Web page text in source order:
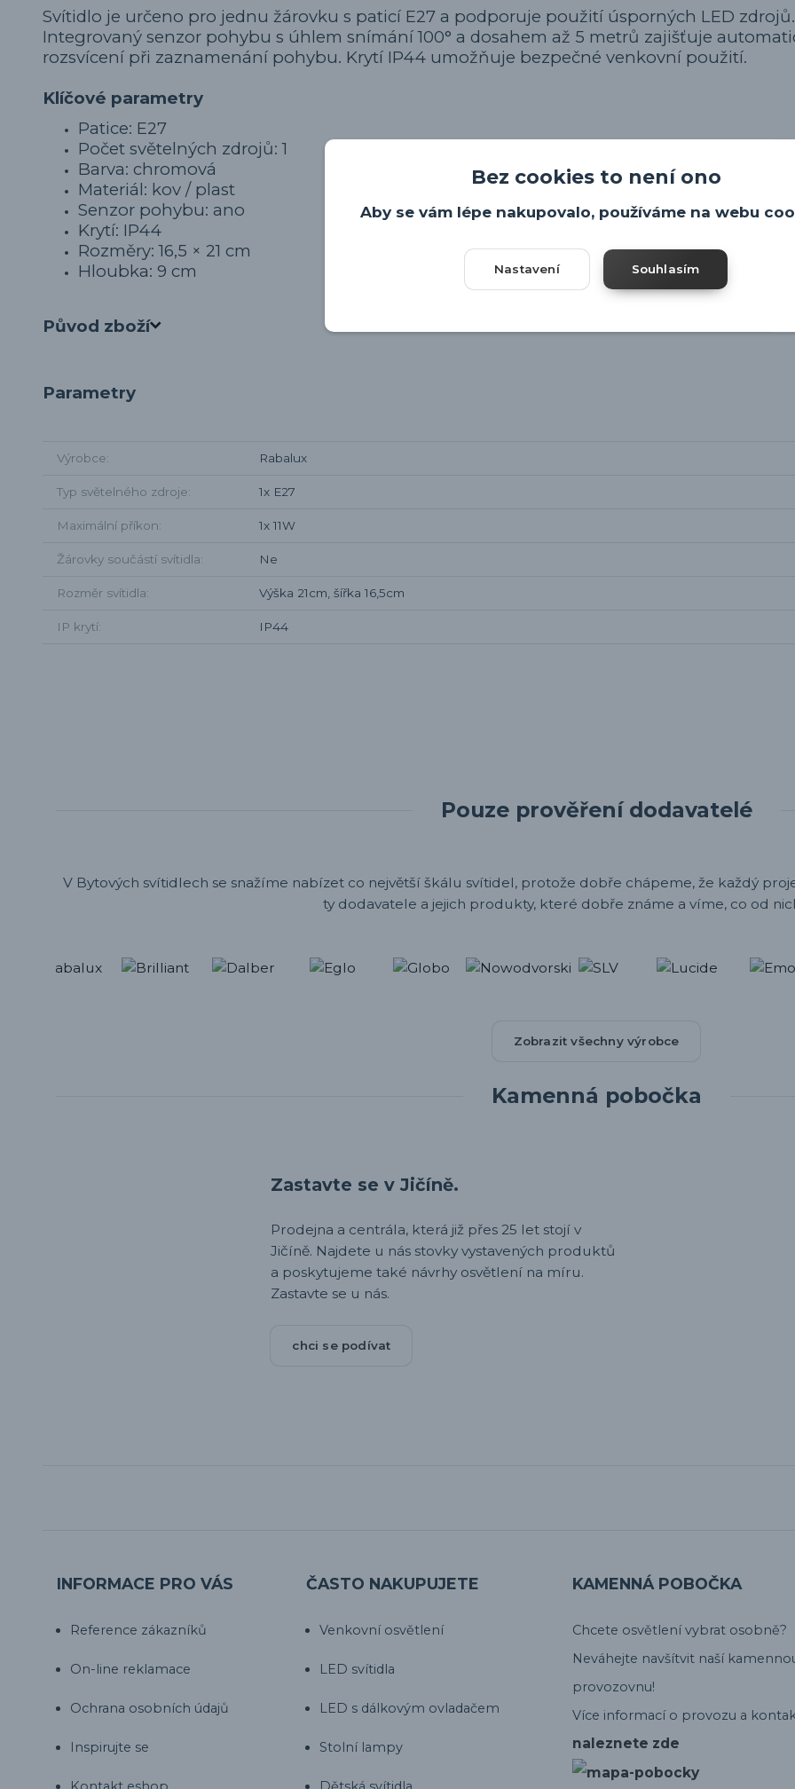
Svítidlo je určeno pro jednu žárovku s paticí E27 a podporuje použití úsporných LED zdrojů.
Integrovaný senzor pohybu s úhlem snímání 100° a dosahem až 5 metrů zajišťuje
rozsvícení při zaznamenání pohybu. Krytí IP44 umožňuje bezpečné venkovní použití.
Klíčové parametry
Patice: E27
Počet světelných zdrojů: 1
Barva: chromová
Materiál: kov / plast
Senzor pohybu: ano
Krytí: IP44
Rozměry: 16,5 × 21 cm
Hloubka: 9 cm
Původ zboží
Parametry
Výrobce Rabalux
Typ světelného zdroje 1x E27
Maximální příkon 1x 11W
Žárovky součástí svítidla Ne
Rozměr svítidla Výška 21cm, šířka 16,5cm
IP krytí IP44
Pouze prověření dodavatelé
V Bytových svítidlech se snažíme nabízet co největší škálu svítidel, protože dobře chápeme, že každý
ty dodavatele a jejich produkty, které dobře známe a víme, co od
Zobrazit všechny výrobce
Kamenná pobočka
Zastavte se v Jičíně.
Prodejna a centrála, která již přes 25 let stojí v
Jičíně. Najdete u nás stovky vystavených produktů
a poskytujeme také návrhy osvětlení na míru.
Zastavte se u nás.
chci se podívat
INFORMACE PRO VÁS
Reference zákazníků
On-line reklamace
Ochrana osobních údajů
Inspirujte se
ČASTO NAKUPUJETE
Venkovní osvětlení
LED svítidla
LED s dálkovým ovladačem
Stolní lampy
KAMENNÁ POBOČKA
Chcete osvětlení vybrat osobně?
Neváhejte navšítvit naší
provozovnu!
Více informací o provozu a
naleznete zde
Bez cookies to není ono
Aby se vám lépe nakupovalo, používáme na webu
Nastavení Souhlasím